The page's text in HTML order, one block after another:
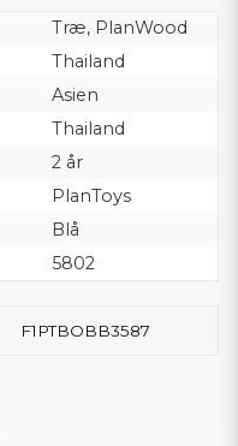
Træ, PlanWood
Thailand
Asien
Thailand
2 år
PlanToys
Blå
5802
F1PTBOBB3587